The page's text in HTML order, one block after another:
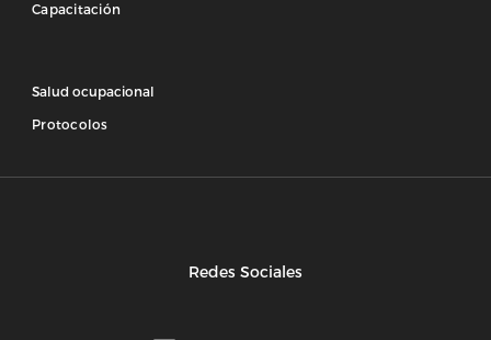
Capacitación
Salud ocupacional
Protocolos
Redes Sociales